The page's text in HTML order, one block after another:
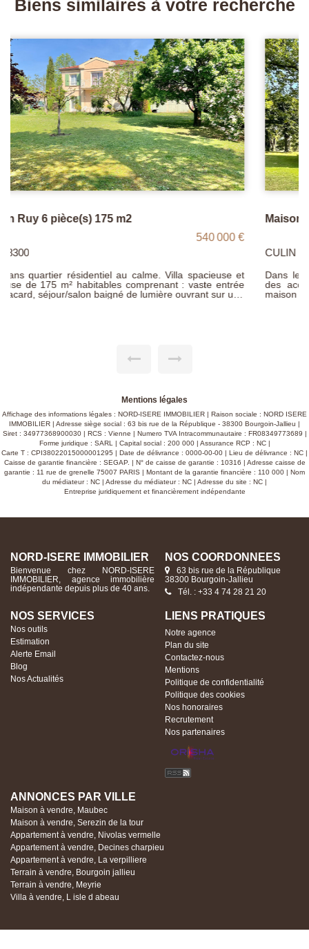
Biens similaires à votre recherche
Maison T6 de 135 m² à CULIN
340 000 €
CULIN 38300
Dans le paisible village de CULIN, à moins de 15 minutes
des accès gare et autoroutier de Bourgoin-Jallieu, cette
maison traditionnelle propose environ 135 m² habitables sur
un grenier complètent l'habitation. L'ensemble est édifié sur
globalement d'une bonne isolation thermique (isolation sous-
face du vide sanitaire, isolation sous rampant du grenier,
isolation intérieure des murs, isolation de la toiture par
sarking). De plus, elle est équipée de panneaux
photovoltaïques (29 modules sur toit) génèrant un revenu
conséquent de 2500 €/an environ. Chauffage central
(chaudière fuel) et assainissement individuel (fonctionnel
mais à remettre en conformité). Prix : 340.000 €
Mentions légales
Affichage des informations légales : NORD-ISERE IMMOBILIER | Raison sociale : NORD ISERE
IMMOBILIER | Adresse siège social : 63 bis rue de la République - 38300 Bourgoin-Jallieu |
Siret : 34977368900030 | RCS : Vienne | Numero TVA Intracommunautaire : FR08349773689 |
Forme juridique : SARL | Capital social : 200 000 | Assurance RCP : NC |
Carte T : CPI38022015000001295 | Date de délivrance : 0000-00-00 | Lieu de délivrance : NC |
Caisse de garantie financière : SEGAP. | N° de caisse de garantie : 10316 | Adresse caisse de
garantie : 11 rue de grenelle 75007 PARIS | Montant de la garantie financière : 110 000 | Nom
du médiateur : NC | Adresse du médiateur : NC | Adresse du site : NC |
Entreprise juridiquement et financièrement indépendante
NORD-ISERE IMMOBILIER
Bienvenue chez NORD-ISERE
IMMOBILIER, agence immobilière
indépendante depuis plus de 40 ans.
NOS COORDONNÉES
63 bis rue de la République
38300 Bourgoin-Jallieu
Tél. : +33 4 74 28 21 20
NOS SERVICES
Nos outils
Estimation
Alerte Email
Blog
Nos Actualités
LIENS PRATIQUES
Notre agence
Plan du site
Contactez-nous
Mentions
Politique de confidentialité
Politique des cookies
Nos honoraires
Recrutement
Nos partenaires
ANNONCES PAR VILLE
Maison à vendre, Maubec
Maison à vendre, Serezin de la tour
Appartement à vendre, Nivolas vermelle
Appartement à vendre, Decines charpieu
Appartement à vendre, La verpilliere
Terrain à vendre, Bourgoin jallieu
Terrain à vendre, Meyrie
Villa à vendre, L isle d abeau